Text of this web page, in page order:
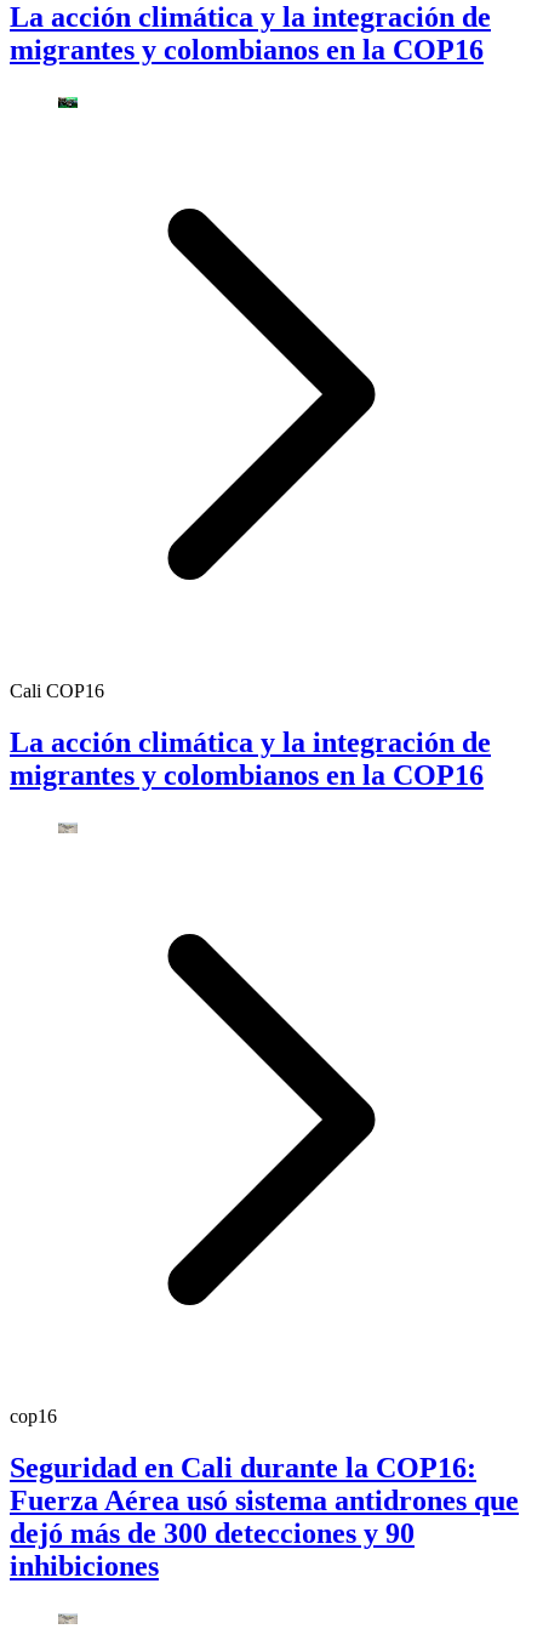
La acción climática y la integración de
migrantes y colombianos en la COP16
Cali COP16
La acción climática y la integración de
migrantes y colombianos en la COP16
cop16
Seguridad en Cali durante la COP16:
Fuerza Aérea usó sistema antidrones que
dejó más de 300 detecciones y 90
inhibiciones